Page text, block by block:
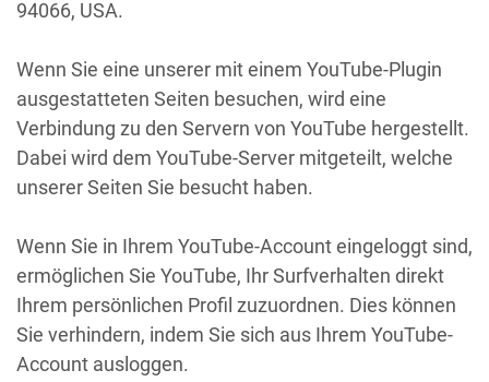
94066, USA.
Wenn Sie eine unserer mit einem YouTube-Plugin
ausgestatteten Seiten besuchen, wird eine
Verbindung zu den Servern von YouTube hergestellt.
Dabei wird dem YouTube-Server mitgeteilt, welche
unserer Seiten Sie besucht haben.
Wenn Sie in Ihrem YouTube-Account eingeloggt sind,
ermöglichen Sie YouTube, Ihr Surfverhalten direkt
Ihrem persönlichen Profil zuzuordnen. Dies können
Sie verhindern, indem Sie sich aus Ihrem YouTube-
Account ausloggen.